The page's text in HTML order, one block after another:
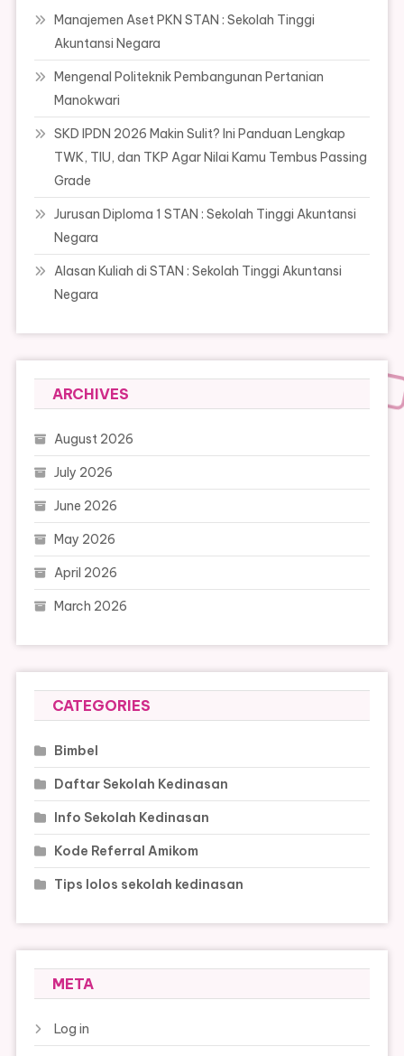
Manajemen Aset PKN STAN : Sekolah Tinggi
Akuntansi Negara
Mengenal Politeknik Pembangunan Pertanian
Manokwari
SKD IPDN 2026 Makin Sulit? Ini Panduan Lengkap
TWK, TIU, dan TKP Agar Nilai Kamu Tembus Passing
Grade
Jurusan Diploma 1 STAN : Sekolah Tinggi Akuntansi
Negara
Alasan Kuliah di STAN : Sekolah Tinggi Akuntansi
Negara
ARCHIVES
August 2026
July 2026
June 2026
May 2026
April 2026
March 2026
CATEGORIES
Bimbel
Daftar Sekolah Kedinasan
Info Sekolah Kedinasan
Kode Referral Amikom
Tips lolos sekolah kedinasan
META
Log in